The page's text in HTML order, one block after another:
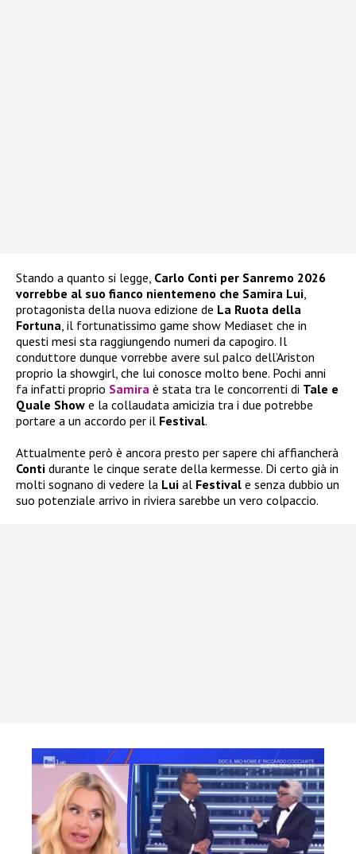
Stando a quanto si legge, Carlo Conti per Sanremo 2026
vorrebbe al suo fianco nientemeno che Samira Lui,
protagonista della nuova edizione de La Ruota della
Fortuna, il fortunatissimo game show Mediaset che in
questi mesi sta raggiungendo numeri da capogiro. Il
conduttore dunque vorrebbe avere sul palco dell’Ariston
proprio la showgirl, che lui conosce molto bene. Pochi anni
fa infatti proprio Samira è stata tra le concorrenti di Tale e
Quale Show e la collaudata amicizia tra i due potrebbe
portare a un accordo per il Festival.
Attualmente però è ancora presto per sapere chi affiancherà
Conti durante le cinque serate della kermesse. Di certo già in
molti sognano di vedere la Lui al Festival e senza dubbio un
suo potenziale arrivo in riviera sarebbe un vero colpaccio.